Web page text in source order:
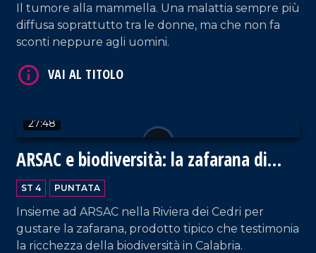
Il tumore alla mammella. Una malattia sempre più
diffusa soprattutto tra le donne, ma che non fa
sconti neppure agli uomini.
27:48
ARSAC e biodiversità: la zafarana di
Tortora
ST 4 PUNTATA
Insieme ad ARSAC nella Riviera dei Cedri per
gustare la zafarana, prodotto tipico che testimonia
la ricchezza della biodiversità in Calabria.
VAI AL TITOLO
VAI AL TITOLO